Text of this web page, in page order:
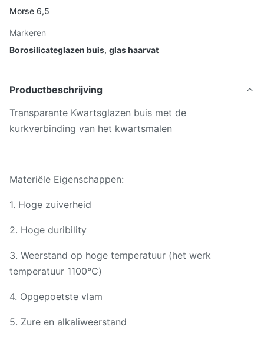
Morse 6,5
Markeren
Borosilicateglazen buis, glas haarvat
Productbeschrijving
Transparante Kwartsglazen buis met de
kurkverbinding van het kwartsmalen
Materiële Eigenschappen:
1. Hoge zuiverheid
2. Hoge duribility
3. Weerstand op hoge temperatuur (het werk
temperatuur 1100℃)
4. Opgepoetste vlam
5. Zure en alkaliweerstand